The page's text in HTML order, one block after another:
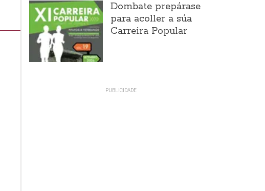
Dombate prepárase
para acoller a súa
Carreira Popular